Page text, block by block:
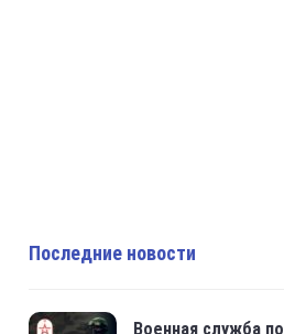
Последние новости
Военная служба по